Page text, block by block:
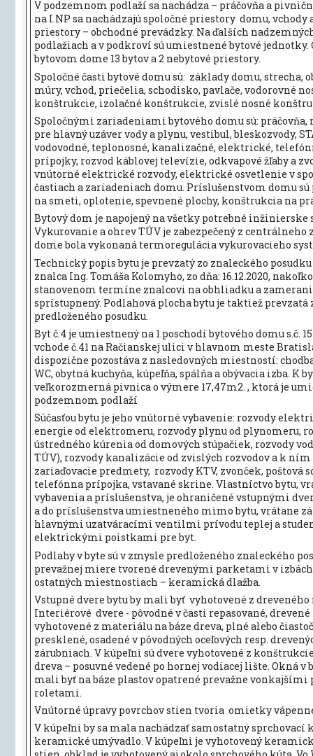
V podzemnom podlaží sa nachádza – práčovňa a
na I.NP sa nachádzajú spoločné priestory domu, vchody
priestory – obchodné prevádzky. Na ďalších
podlažiach a v podkroví sú umiestnené bytové jednotky.
bytovom dome 13 bytov a 2 nebytové priestory.
Spoločné časti bytové domu sú: základy domu, strecha,
múry, vchod, priečelia, schodisko, pavlače, vodorovné
konštrukcie, izolačné konštrukcie, zvislé nosné
Spoločnými zariadeniami bytového domu sú:
pre hlavný uzáver vody a plynu, vestibul, bleskozvody,
vodovodné, teplonosné, kanalizačné, elektrické,
prípojky, rozvod káblovej televízie, odkvapové žľaby a
vnútorné elektrické rozvody, elektrické osvetlenie v
častiach a zariadeniach domu. Príslušenstvom domu
na smeti, oplotenie, spevnené plochy, konštrukcia na
Bytový dom je napojený na všetky potrebné inžinierske
Vykurovanie a ohrev TÚV je zabezpečený z centrálneho
dome bola vykonaná termoregulácia vykurovacieho
Technický popis bytu je prevzatý zo znaleckého posudku
znalca Ing. Tomáša Kolomyho, zo dňa: 16.12.2020,
stanovenom termíne znalcovi na obhliadku a
sprístupnený. Podlahová plocha bytu je taktiež prevzatá
predloženého posudku.
Byt č.4 je umiestnený na 1.poschodí bytového domu s.č.
vchode č.41 na Račianskej ulici v hlavnom meste
dispozične pozostáva z nasledovných miestností:
WC, obytná kuchyňa, kúpeľňa, spálňa a obývacia izba. K
veľkorozmerná pivnica o výmere 17,47m2. , ktorá je
podzemnom podlaží
Súčasťou bytu je jeho vnútorné vybavenie: rozvody
energie od elektromeru, rozvody plynu od plynomeru,
ústredného kúrenia od domových stúpačiek, rozvody
TÚV), rozvody kanalizácie od zvislých rozvodov a k
zariaďovacie predmety, rozvody KTV, zvonček, poštová
telefónna prípojka, vstavané skrine. Vlastníctvo bytu,
vybavenia a príslušenstva, je ohraničené vstupnými
a do príslušenstva umiestneného mimo bytu, vrátane
hlavnými uzatváracími ventilmi prívodu teplej a
elektrickými poistkami pre byt.
Podlahy v byte sú v zmysle predloženého znaleckého
prevažnej miere tvorené drevenými parketami v izbách
ostatných miestnostiach – keramická dlažba.
Vstupné dvere bytu by mali byť vyhotovené z dreveného
Interiérové dvere - pôvodné v časti repasované, drevené
vyhotovené z materiálu na báze dreva, plné alebo
presklené, osadené v pôvodných oceľových resp.
zárubniach. V kúpeľni sú dvere vyhotovené z
dreva – posuvné vedené po hornej vodiacej lište. Okná v
mali byť na báze plastov opatrené prevažne
roletami.
Vnútorné úpravy povrchov stien tvoria omietky
V kúpeľni by sa mala nachádzať samostatný sprchovací
keramické umývadlo. V kúpeľni je vyhotovený